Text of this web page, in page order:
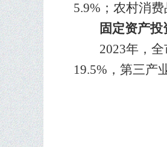
5.9%；农村消费
固定资产投
2023年，
19.5%，第三产